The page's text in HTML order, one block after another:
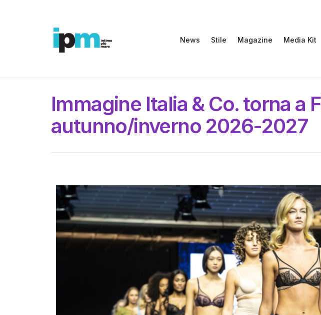
News Stile Magazine Media Kit
Immagine Italia & Co. torna a
autunno/inverno 2026-2027